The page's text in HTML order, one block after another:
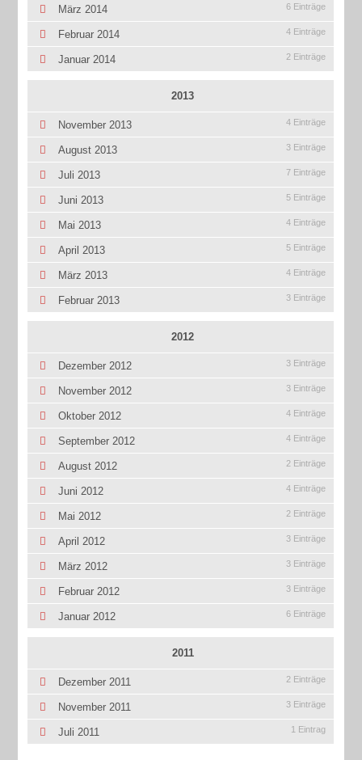
März 2014 6 Einträge
Februar 2014 4 Einträge
Januar 2014 2 Einträge
2013
November 2013 4 Einträge
August 2013 3 Einträge
Juli 2013 7 Einträge
Juni 2013 5 Einträge
Mai 2013 4 Einträge
April 2013 5 Einträge
März 2013 4 Einträge
Februar 2013 3 Einträge
2012
Dezember 2012 3 Einträge
November 2012 3 Einträge
Oktober 2012 4 Einträge
September 2012 4 Einträge
August 2012 2 Einträge
Juni 2012 4 Einträge
Mai 2012 2 Einträge
April 2012 3 Einträge
März 2012 3 Einträge
Februar 2012 3 Einträge
Januar 2012 6 Einträge
2011
Dezember 2011 2 Einträge
November 2011 3 Einträge
Juli 2011 1 Eintrag